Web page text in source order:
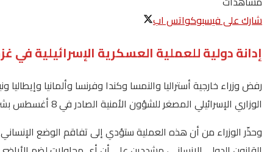
شارك على فيسبوكواتس اب
إدانة دولية للعملية العسكرية الإسرائيلية في
رفض وزراء خارجية أستراليا والنمسا وكندا وفرنسا وألمانيا
الوزاري الإسرائيلي المصغر للشؤون الأمنية الصادر في 8 أغسطس بشن عملية عسكرية إضافية واسعة في غزة.
وحذّر الوزراء من أن هذه العملية ستؤدي إلى تفاقم الوضع